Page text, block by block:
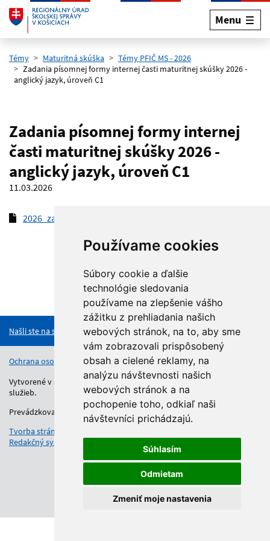
Používame cookies
Súbory cookie a ďalšie
technológie sledovania
používame na zlepšenie vášho
zážitku z prehliadania našich
webových stránok, na to, aby sme
vám zobrazovali prispôsobený
obsah a cielené reklamy, na
analýzu návštevnosti našich
webových stránok a na
pochopenie toho, odkiaľ naši
návštevníci prichádzajú.
Súhlasím
Odmietam
Zmeniť moje nastavenia
Preskočiť na hlavný obsah
Menu
Témy Maturitná skúška
Témy PFIČ MS - 2026
Zadania písomnej formy internej časti maturitnej skúšky 2026 -
anglický jazyk, úroveň C1
Zadania písomnej formy internej
časti maturitnej skúšky 2026 -
anglický jazyk, úroveň C1
11.03.2026
2026_zadanie_AJC1_2
Našli ste na stránke chybu?
Ochrana osobných údajov Vyhlásenie o prístupnosti
Kontakt
Vytvorené v súlade s Jednotným dizajn manuálom elektronických
služieb.
Prevádzkovateľom služby je Regionálny úrad školskej správy.
Tvorba stránok
Redakčný systém
: SysCom